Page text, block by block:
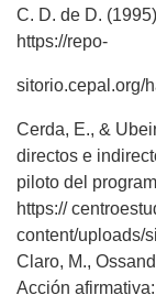
C. D. de D.
https://repo-
sitorio.cepal.org/
Cerda, E., &
directos e
piloto del
https://
content/uploads/
Claro, M.,
Acción